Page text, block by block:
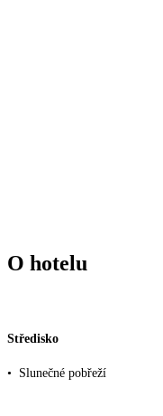
O hotelu
Středisko
• Slunečné pobřeží